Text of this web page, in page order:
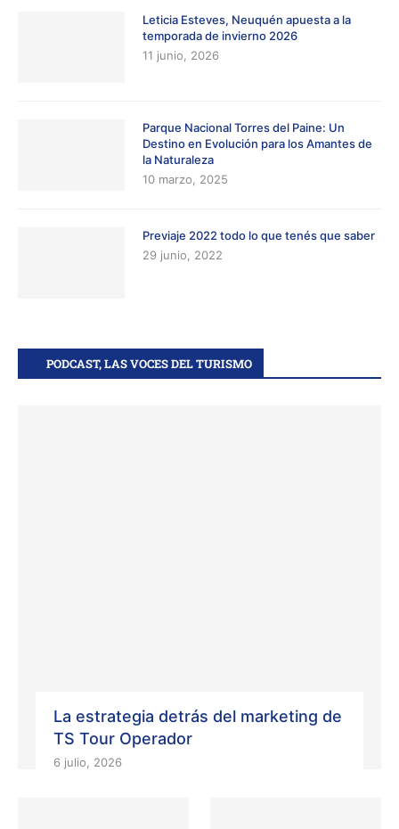
Leticia Esteves, Neuquén apuesta a la
temporada de invierno 2026
11 junio, 2026
Parque Nacional Torres del Paine: Un
Destino en Evolución para los Amantes de
la Naturaleza
10 marzo, 2025
Previaje 2022 todo lo que tenés que saber
29 junio, 2022
PODCAST, LAS VOCES DEL TURISMO
La estrategia detrás del marketing de
TS Tour Operador
6 julio, 2026